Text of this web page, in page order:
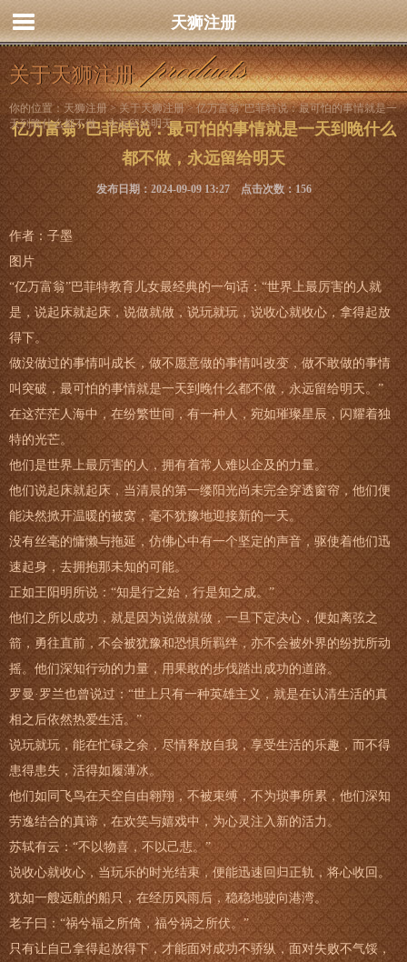
天狮注册
关于天狮注册
你的位置：天狮注册>关于天狮注册> 亿万富翁”巴菲特说：最可怕的事情就是一
天到晚什么都不做，永远留给明天
亿万富翁”巴菲特说：最可怕的事情就是一天到晚什么
都不做，永远留给明天
发布日期：2024-09-09 13:27 点击次数：156
作者：子墨
图片
“亿万富翁”巴菲特教育儿女最经典的一句话：“世界上最厉害的人就
是，说起床就起床，说做就做，说玩就玩，说收心就收心，拿得起放
得下。
做没做过的事情叫成长，做不愿意做的事情叫改变，做不敢做的事情
叫突破，最可怕的事情就是一天到晚什么都不做，永远留给明天。”
在这茫茫人海中，在纷繁世间，有一种人，宛如璀璨星辰，闪耀着独
特的光芒。
他们是世界上最厉害的人，拥有着常人难以企及的力量。
他们说起床就起床，当清晨的第一缕阳光尚未完全穿透窗帘，他们便
能决然掀开温暖的被窝，毫不犹豫地迎接新的一天。
没有丝毫的慵懒与拖延，仿佛心中有一个坚定的声音，驱使着他们迅
速起身，去拥抱那未知的可能。
正如王阳明所说：“知是行之始，行是知之成。”
他们之所以成功，就是因为说做就做，一旦下定决心，便如离弦之
箭，勇往直前，不会被犹豫和恐惧所羁绊，亦不会被外界的纷扰所动
摇。他们深知行动的力量，用果敢的步伐踏出成功的道路。
罗曼·罗兰也曾说过：“世上只有一种英雄主义，就是在认清生活的真
相之后依然热爱生活。”
说玩就玩，能在忙碌之余，尽情释放自我，享受生活的乐趣，而不得
患得患失，活得如履薄冰。
他们如同飞鸟在天空自由翱翔，不被束缚，不为琐事所累，他们深知
劳逸结合的真谛，在欢笑与嬉戏中，为心灵注入新的活力。
苏轼有云：“不以物喜，不以己悲。”
说收心就收心，当玩乐的时光结束，便能迅速回归正轨，将心收回。
犹如一艘远航的船只，在经历风雨后，稳稳地驶向港湾。
老子曰：“祸兮福之所倚，福兮祸之所伏。”
只有让自己拿得起放得下，才能面对成功不骄纵，面对失败不气馁，